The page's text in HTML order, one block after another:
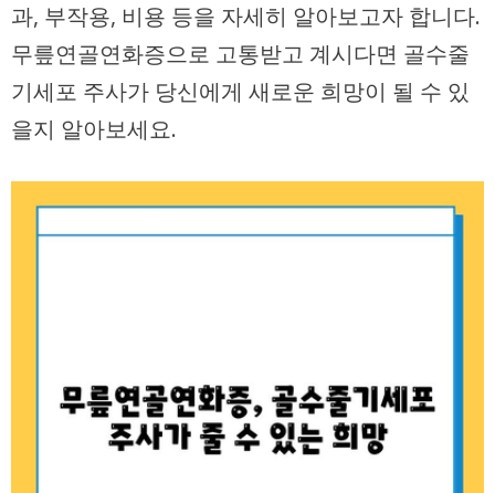
과, 부작용, 비용 등을 자세히 알아보고자 합니다.
무릎연골연화증으로 고통받고 계시다면 골수줄
기세포 주사가 당신에게 새로운 희망이 될 수 있
을지 알아보세요.